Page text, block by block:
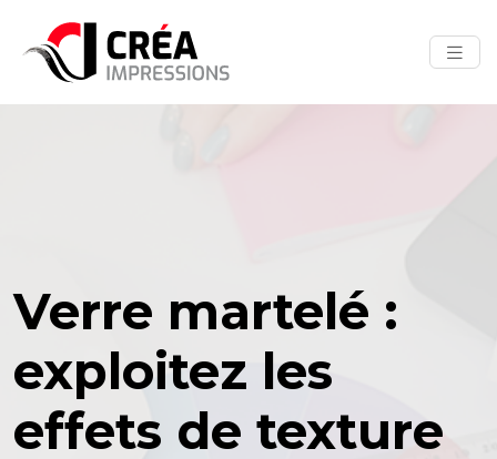
Verre martelé :
exploitez les
effets de texture